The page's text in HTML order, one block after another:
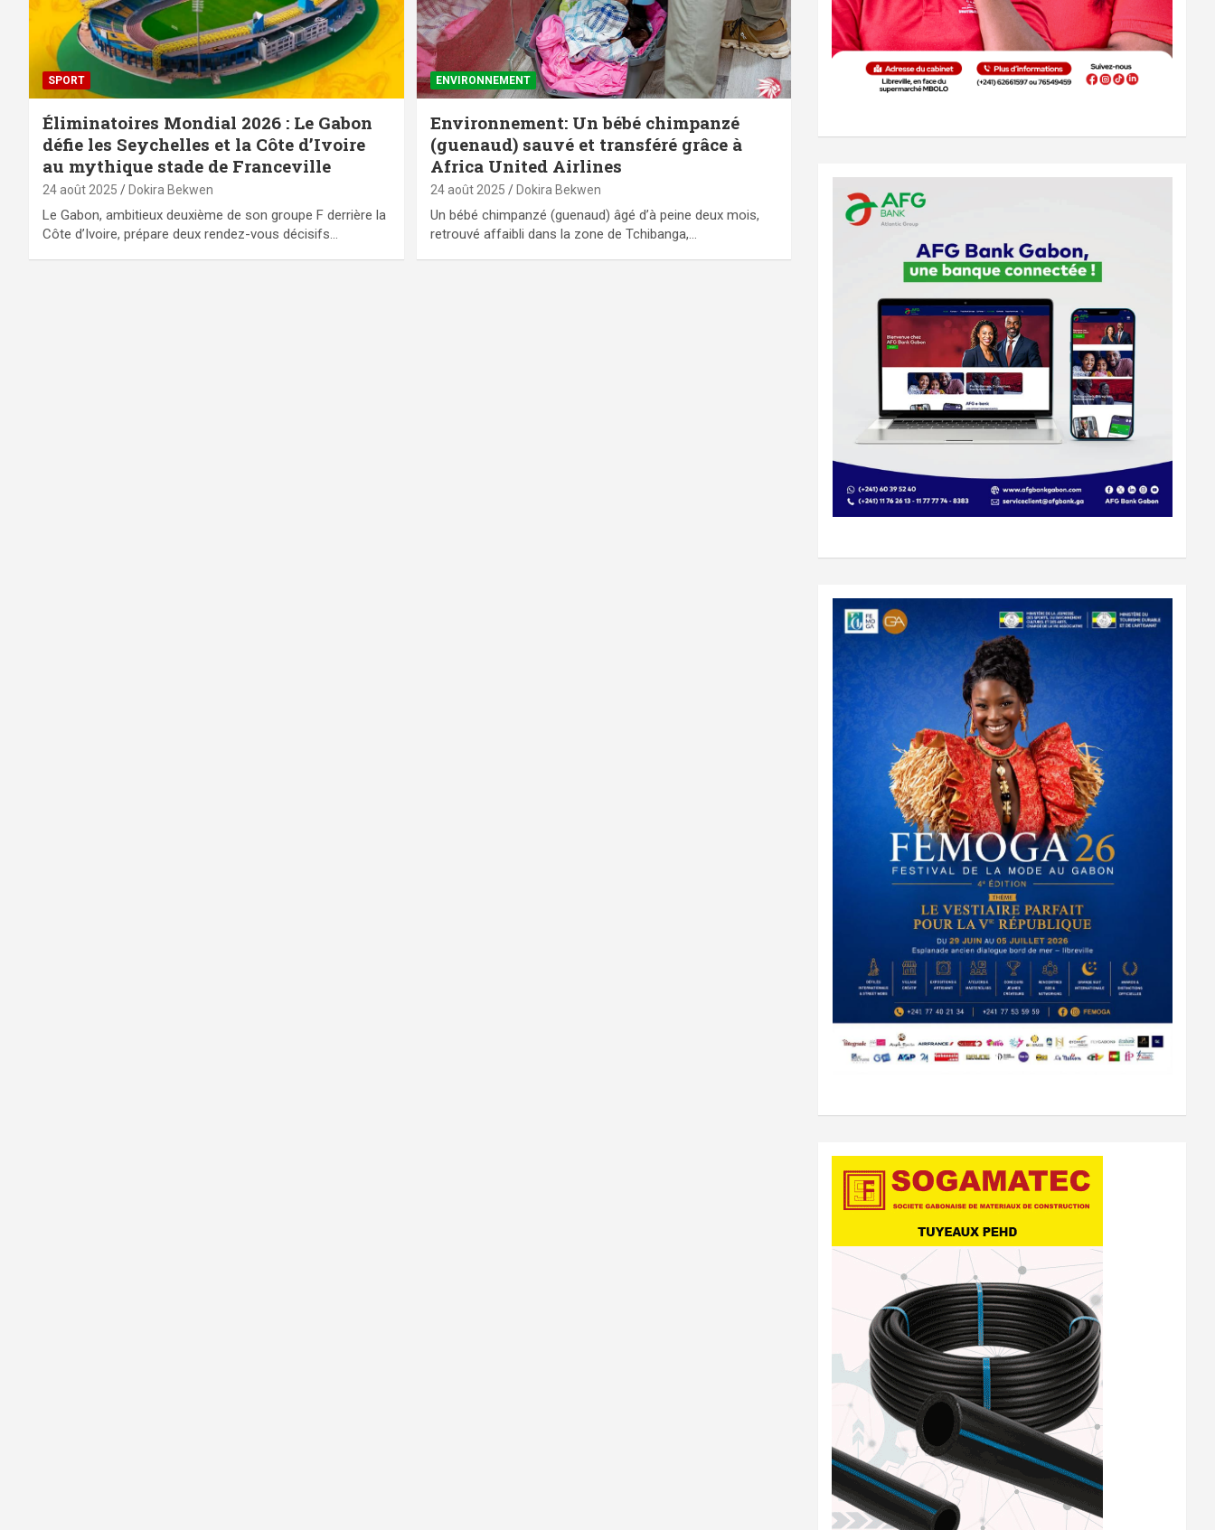
SPORT
Éliminatoires Mondial 2026 : Le Gabon
défie les Seychelles et la Côte d’Ivoire
au mythique stade de Franceville
24 août 2025 Dokira Bekwen
Le Gabon, ambitieux deuxième de son groupe F derrière la
Côte d’Ivoire, prépare deux rendez-vous décisifs…
ENVIRONNEMENT
Environnement: Un bébé chimpanzé
(guenaud) sauvé et transféré grâce à
Africa United Airlines
24 août 2025 Dokira Bekwen
Un bébé chimpanzé (guenaud) âgé d’à peine deux mois,
retrouvé affaibli dans la zone de Tchibanga,…